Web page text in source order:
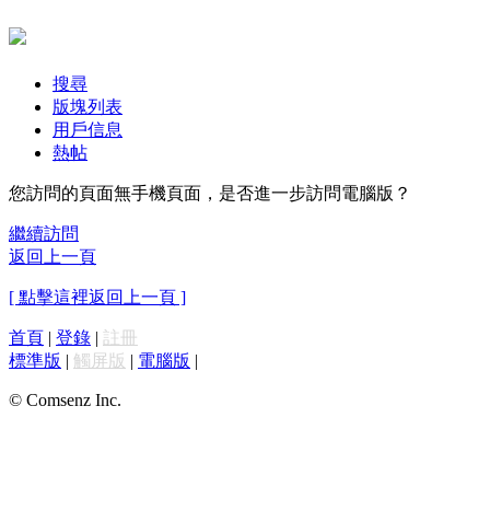
搜尋
版塊列表
用戶信息
熱帖
您訪問的頁面無手機頁面，是否進一步訪問電腦版？
繼續訪問
返回上一頁
[ 點擊這裡返回上一頁 ]
首頁 | 登錄 | 註冊
標準版 | 觸屏版 | 電腦版 |
© Comsenz Inc.